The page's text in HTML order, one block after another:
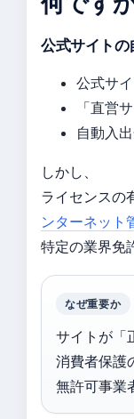
公式サイトの
公式サ
「直営
自動入
しかし、
ライセンスの
ンターネット
特定の業界免
なぜ重要か
サイトが「
消費者保護
無許可事業